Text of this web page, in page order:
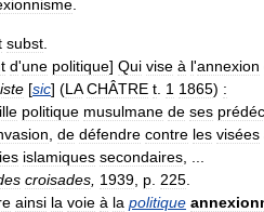
subst
d'une politique] Qui vise à l'annexion
[sic] (LA CHÂTRE t 1 1865) :
politique musulmane de ses
de défendre contre les visées
islamiques secondaires
croisades 1939 p 225
ainsi la voie à la politique